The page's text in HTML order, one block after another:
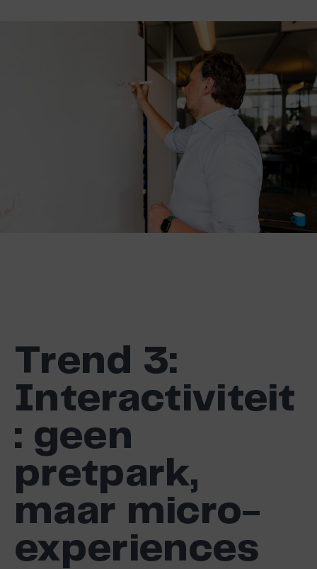
Trend 3:
Interactiviteit
: geen
pretpark,
maar micro-
experiences